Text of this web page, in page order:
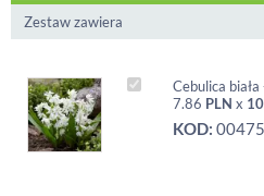
Zestaw zawiera
Cebulica
7.86 PLN x 10
KOD: